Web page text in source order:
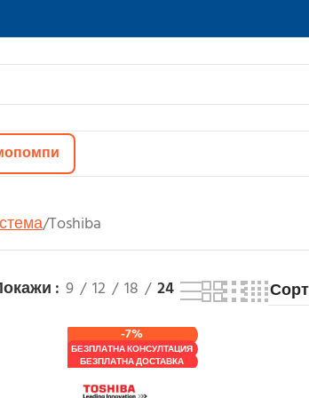
Toshiba
9 12 18 24
-7%
БЕЗПЛАТНА КОНСУЛТАЦИЯ
БЕЗПЛАТНА ДОСТАВКА